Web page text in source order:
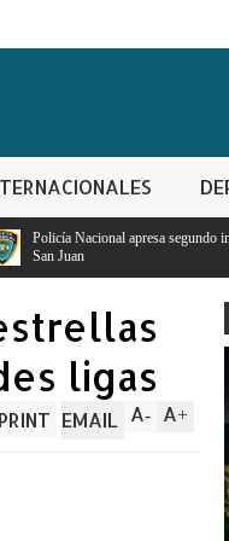
implicado en robo de RD$15
ligas
A+
A-
PRINT EMAIL